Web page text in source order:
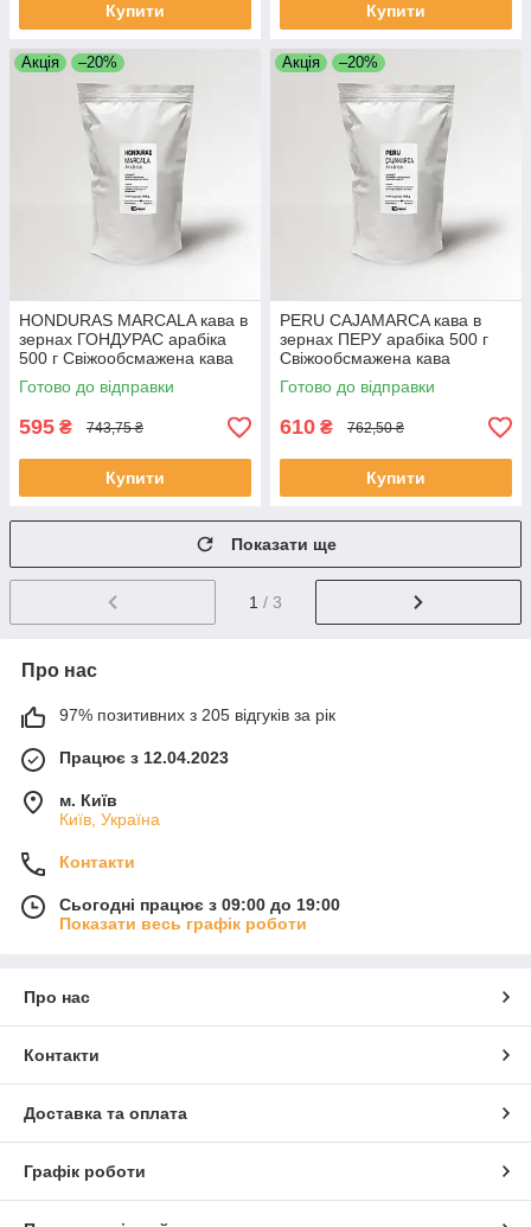
Купити Купити
Акція –20%
HONDURAS MARCALA кава в
зернах ГОНДУРАС арабіка
500 г Свіжообсмажена кава
зернова Моносорт
Готово до відправки
595 ₴ 743,75 ₴
Купити
Акція –20%
PERU CAJAMARCA кава в
зернах ПЕРУ арабіка 500 г
Свіжообсмажена кава
зернова Моносорт
Готово до відправки
610 ₴ 762,50 ₴
Купити
Показати ще
1 / 3
Про нас
97% позитивних з 205 відгуків за рік
Працює з 12.04.2023
м. Київ
Київ, Україна
Контакти
Сьогодні працює з 09:00 до 19:00
Показати весь графік роботи
Про нас
Контакти
Доставка та оплата
Графік роботи